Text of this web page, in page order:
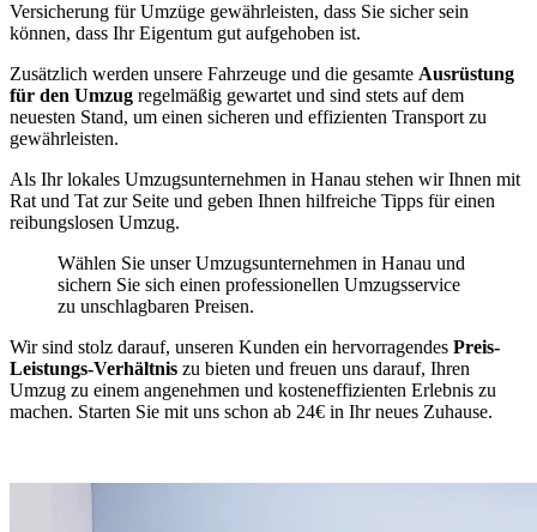
Versicherung für Umzüge gewährleisten, dass Sie sicher sein
können, dass Ihr Eigentum gut aufgehoben ist.
Zusätzlich werden unsere Fahrzeuge und die gesamte Ausrüstung
für den Umzug regelmäßig gewartet und sind stets auf dem
neuesten Stand, um einen sicheren und effizienten Transport zu
gewährleisten.
Als Ihr lokales Umzugsunternehmen in Hanau stehen wir Ihnen mit
Rat und Tat zur Seite und geben Ihnen hilfreiche Tipps für einen
reibungslosen Umzug.
Wählen Sie unser Umzugsunternehmen in Hanau und
sichern Sie sich einen professionellen Umzugsservice
zu unschlagbaren Preisen.
Wir sind stolz darauf, unseren Kunden ein hervorragendes Preis-
Leistungs-Verhältnis zu bieten und freuen uns darauf, Ihren
Umzug zu einem angenehmen und kosteneffizienten Erlebnis zu
machen. Starten Sie mit uns schon ab 24€ in Ihr neues Zuhause.